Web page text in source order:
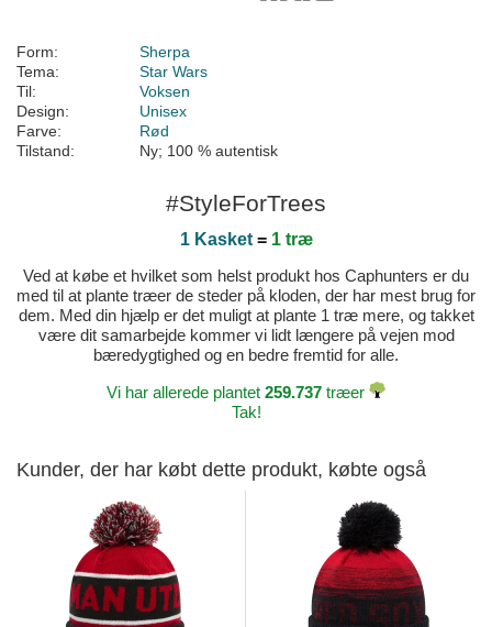
Form:
Sherpa
Tema:
Star Wars
Til:
Voksen
Design:
Unisex
Farve:
Rød
Tilstand:
Ny; 100 % autentisk
#StyleForTrees
1 Kasket= 1 træ
Ved at købe et hvilket som helst produkt hos Caphunters er du
med til at plante træer de steder på kloden, der har mest brug for
dem. Med din hjælp er det muligt at plante 1 træ mere, og takket
være dit samarbejde kommer vi lidt længere på vejen mod
bæredygtighed og en bedre fremtid for alle.
Vi har allerede plantet 259.737 træer
Tak!
Kunder, der har købt dette produkt, købte også